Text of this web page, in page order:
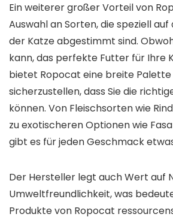
Ein weiterer großer Vorteil von
Auswahl an Sorten, die speziell auf
der Katze abgestimmt sind.
kann, das perfekte Futter für Ihre
bietet Ropocat eine breite Palette
sicherzustellen, dass Sie die
können. Von Fleischsorten wie
zu exotischeren Optionen wie
gibt es für jeden Geschmack
Der Hersteller legt auch Wert auf
Umweltfreundlichkeit, was
Produkte von Ropocat